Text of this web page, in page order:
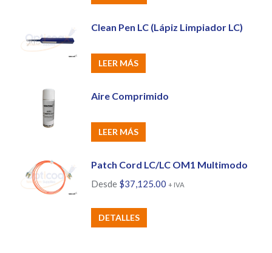
producto
Clean Pen LC (Lápiz Limpiador LC)
LEER MÁS
Aire Comprimido
LEER MÁS
Patch Cord LC/LC OM1 Multimodo
Desde $37,125.00 + IVA
DETALLES